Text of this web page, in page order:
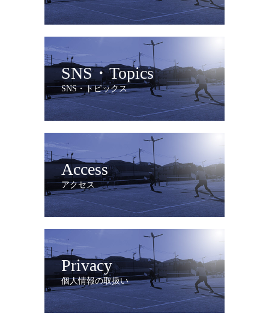
SNS・Topics
SNS・トピックス
Access
アクセス
Privacy
個人情報の取扱い